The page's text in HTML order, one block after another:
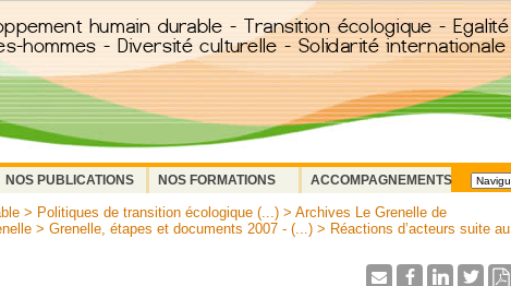
NOS PUBLICATIONS NOS FORMATIONS
ACCOMPAGNEMENTS
> Politiques de transition écologique (...) > Archives Le Grenelle de
> Grenelle, étapes et documents 2007 - (...) > Réactions d’acteurs suite au